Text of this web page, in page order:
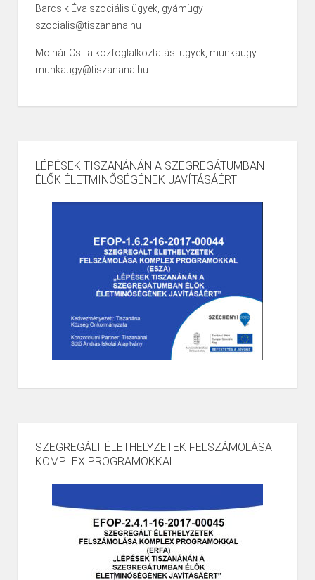
Barcsik Éva szociális ügyek, gyámügy
szocialis@tiszanana.hu
Molnár Csilla közfoglalkoztatási ügyek, munkaügy
munkaugy@tiszanana.hu
LÉPÉSEK TISZANÁNÁN A SZEGREGÁTUMBAN
ÉLŐK ÉLETMINŐSÉGÉNEK JAVÍTÁSÁÉRT
SZEGREGÁLT ÉLETHELYZETEK FELSZÁMOLÁSA
KOMPLEX PROGRAMOKKAL